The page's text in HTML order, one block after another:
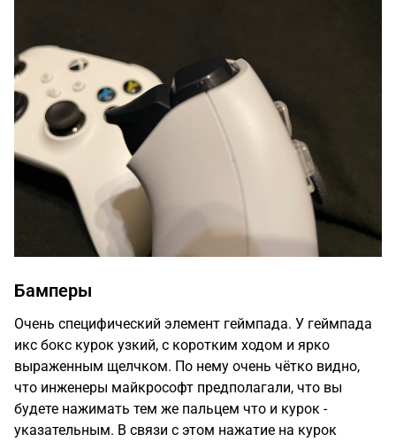
Бамперы
Очень специфический элемент геймпада. У геймпада
икс бокс курок узкий, с коротким ходом и ярко
выраженным щелчком. По нему очень чётко видно,
что инженеры майкрософт предполагали, что вы
будете нажимать тем же пальцем что и курок -
указательным. В связи с этом нажатие на курок